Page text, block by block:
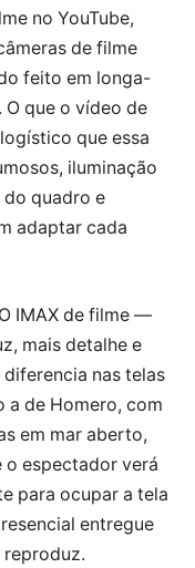
no YouTube,
de filme
feito em longa-
O que o vídeo de
que essa
iluminação
quadro e
adaptar cada
IMAX de filme —
mais detalhe e
nas telas
a de Homero, com
em mar aberto,
espectador verá
para ocupar a tela
entregue
reproduz.